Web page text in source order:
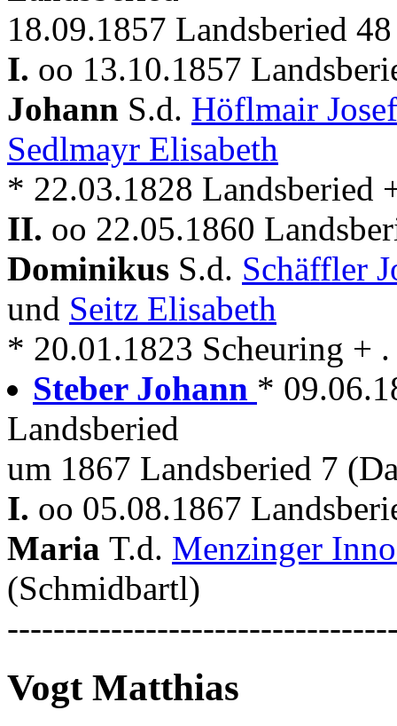
18.09.1857 Landsberied
I. oo 13.10.1857
Johann S.d. Höflmair
Sedlmayr Elisabeth
* 22.03.1828 Landsberied
II. oo 22.05.1860
Dominikus S.d. Schäffler
und Seitz Elisabeth
* 20.01.1823 Scheuring +
Steber Johann *
Landsberied
um 1867 Landsberied 7
I. oo 05.08.1867
Maria T.d. Menzinger
(Schmidbartl)
Vogt Matthias